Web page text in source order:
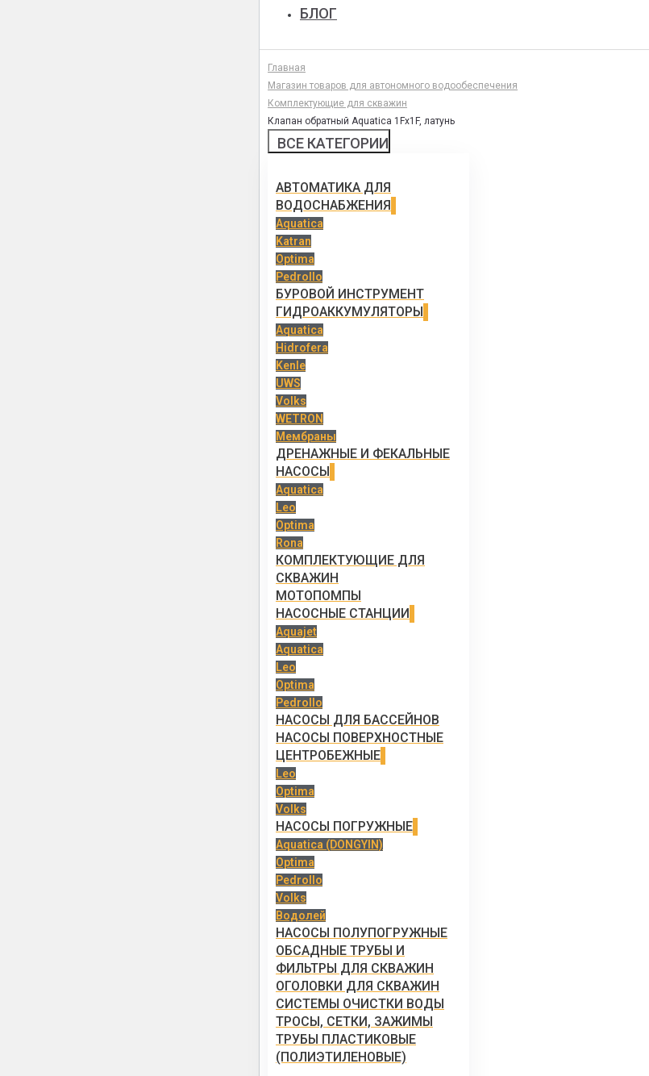
БЛОГ
Главная
Магазин товаров для автономного водообеспечения
Комплектующие для скважин
Клапан обратный Aquatica 1Fx1F, латунь
ВСЕ КАТЕГОРИИ
АВТОМАТИКА ДЛЯ
ВОДОСНАБЖЕНИЯ
Aquatica
Katran
Optima
Pedrollo
БУРОВОЙ ИНСТРУМЕНТ
ГИДРОАККУМУЛЯТОРЫ
Aquatica
Hidrofera
Kenle
UWS
Volks
WETRON
Мембраны
ДРЕНАЖНЫЕ И ФЕКАЛЬНЫЕ
НАСОСЫ
Aquatica
Leo
Optima
Rona
КОМПЛЕКТУЮЩИЕ ДЛЯ
СКВАЖИН
МОТОПОМПЫ
НАСОСНЫЕ СТАНЦИИ
Aquajet
Aquatica
Leo
Optima
Pedrollo
НАСОСЫ ДЛЯ БАССЕЙНОВ
НАСОСЫ ПОВЕРХНОСТНЫЕ
ЦЕНТРОБЕЖНЫЕ
Leo
Optima
Volks
НАСОСЫ ПОГРУЖНЫЕ
Aquatica (DONGYIN)
Optima
Pedrollo
Volks
Водолей
НАСОСЫ ПОЛУПОГРУЖНЫЕ
ОБСАДНЫЕ ТРУБЫ И
ФИЛЬТРЫ ДЛЯ СКВАЖИН
ОГОЛОВКИ ДЛЯ СКВАЖИН
СИСТЕМЫ ОЧИСТКИ ВОДЫ
ТРОСЫ, СЕТКИ, ЗАЖИМЫ
ТРУБЫ ПЛАСТИКОВЫЕ
(ПОЛИЭТИЛЕНОВЫЕ)